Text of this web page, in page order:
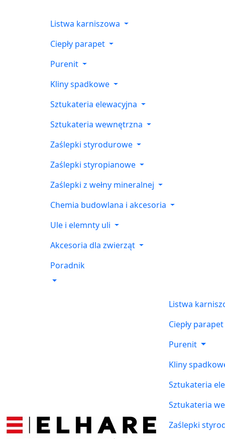
Listwa karniszowa
Ciepły parapet
Purenit
Kliny spadkowe
Sztukateria elewacyjna
Sztukateria wewnętrzna
Zaślepki styrodurowe
Zaślepki styropianowe
Zaślepki z wełny mineralnej
Chemia budowlana i akcesoria
Ule i elemnty uli
Akcesoria dla zwierząt
Poradnik
Listwa
Ciepły parapet
Purenit
Kliny
Sztukateria
Sztukateria
Zaślepki